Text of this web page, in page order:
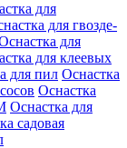
для
для гвозде-
для
для клеевых
для пил Оснастка
Оснастка
Оснастка для
садовая